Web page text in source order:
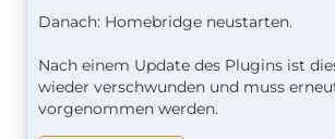
Danach: Homebridge neustarten.
Nach einem Update des Plugins ist
wieder verschwunden und muss
vorgenommen werden.